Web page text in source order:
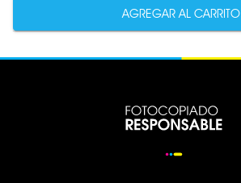
AGREGAR AL CARRITO